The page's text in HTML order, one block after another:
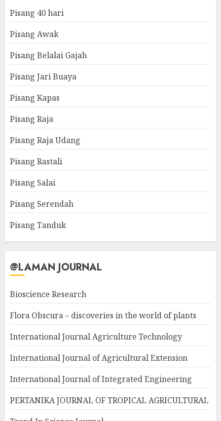
Pisang 40 hari
Pisang Awak
Pisang Belalai Gajah
Pisang Jari Buaya
Pisang Kapas
Pisang Raja
Pisang Raja Udang
Pisang Rastali
Pisang Salai
Pisang Serendah
Pisang Tanduk
@LAMAN JOURNAL
Bioscience Research
Flora Obscura – discoveries in the world of plants
International Journal Agriculture Technology
International Journal of Agricultural Extension
International Journal of Integrated Engineering
PERTANIKA JOURNAL OF TROPICAL AGRICULTURAL